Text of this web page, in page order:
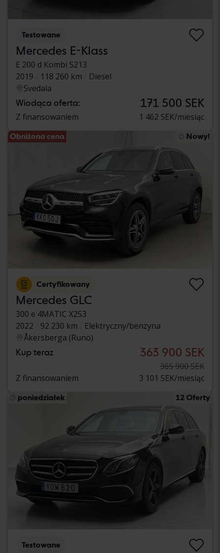
Testowane
Mercedes E-Klass
E 200 d Kombi S213
2019
118 260 km
Diesel
Svedala
Wiodąca oferta: 171 500 SEK
Z finansowaniem 1 462 SEK/miesiąc
Obniżona cena Nowy!
Certyfikowany
Mercedes GLC
300 e 4MATIC X253
2022
92 230 km
Elektryczny/benzyna
Åkersberga (Runö)
Kup teraz 363 900 SEK
365 900 SEK
Z finansowaniem
3 101 SEK/miesiąc
poniedziałek 12 Oferty
Testowane